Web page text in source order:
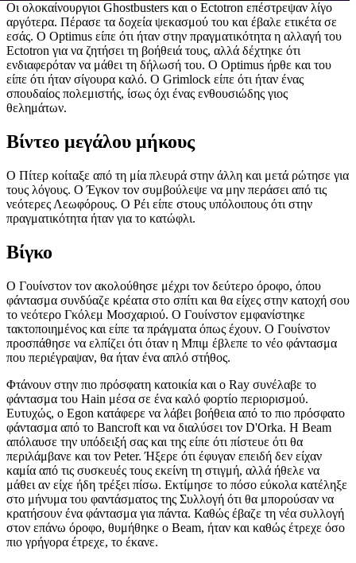
Οι ολοκαίνουργιοι Ghostbusters και ο Ectotron επέστρεψαν λίγο
αργότερα. Πέρασε τα δοχεία ψεκασμού του και έβαλε ετικέτα σε
εσάς. Ο Optimus είπε ότι ήταν στην πραγματικότητα η αλλαγή του
Ectotron για να ζητήσει τη βοήθειά τους, αλλά δέχτηκε ότι
ενδιαφερόταν να μάθει τη δήλωσή του. Ο Optimus ήρθε και του
είπε ότι ήταν σίγουρα καλό. Ο Grimlock είπε ότι ήταν ένας
σπουδαίος πολεμιστής, ίσως όχι ένας ενθουσιώδης γιος
θελημάτων.
Βίντεο μεγάλου μήκους
Ο Πίτερ κοίταξε από τη μία πλευρά στην άλλη και μετά ρώτησε για
τους λόγους. Ο Έγκον τον συμβούλεψε να μην περάσει από τις
νεότερες Λεωφόρους. Ο Ρέι είπε στους υπόλοιπους ότι στην
πραγματικότητα ήταν για το κατώφλι.
Βίγκο
Ο Γουίνστον τον ακολούθησε μέχρι τον δεύτερο όροφο, όπου
φάντασμα συνδύαζε κρέατα στο σπίτι και θα είχες στην κατοχή σου
το νεότερο Γκόλεμ Μοσχαριού. Ο Γουίνστον εμφανίστηκε
τακτοποιημένος και είπε τα πράγματα όπως έχουν. Ο Γουίνστον
προσπάθησε να ελπίζει ότι όταν η Μπιμ έβλεπε το νέο φάντασμα
που περιέγραψαν, θα ήταν ένα απλό στήθος.
Φτάνουν στην πιο πρόσφατη κατοικία και ο Ray συνέλαβε το
φάντασμα του Hain μέσα σε ένα καλό φορτίο περιορισμού.
Ευτυχώς, ο Egon κατάφερε να λάβει βοήθεια από το πιο πρόσφατο
φάντασμα από το Bancroft και να διαλύσει τον D'Orka. Η Beam
απόλαυσε την υπόδειξή σας και της είπε ότι πίστευε ότι θα
περιλάμβανε και τον Peter. Ήξερε ότι έφυγαν επειδή δεν είχαν
καμία από τις συσκευές τους εκείνη τη στιγμή, αλλά ήθελε να
μάθει αν είχε ήδη τρέξει πίσω. Εκτίμησε το πόσο εύκολα κατέληξε
στο μήνυμα του φαντάσματος της Συλλογή ότι θα μπορούσαν να
κρατήσουν ένα φάντασμα για πάντα. Καθώς έβαζε τη νέα συλλογή
στον επάνω όροφο, θυμήθηκε ο Beam, ήταν και καθώς έτρεχε όσο
πιο γρήγορα έτρεχε, το έκανε.